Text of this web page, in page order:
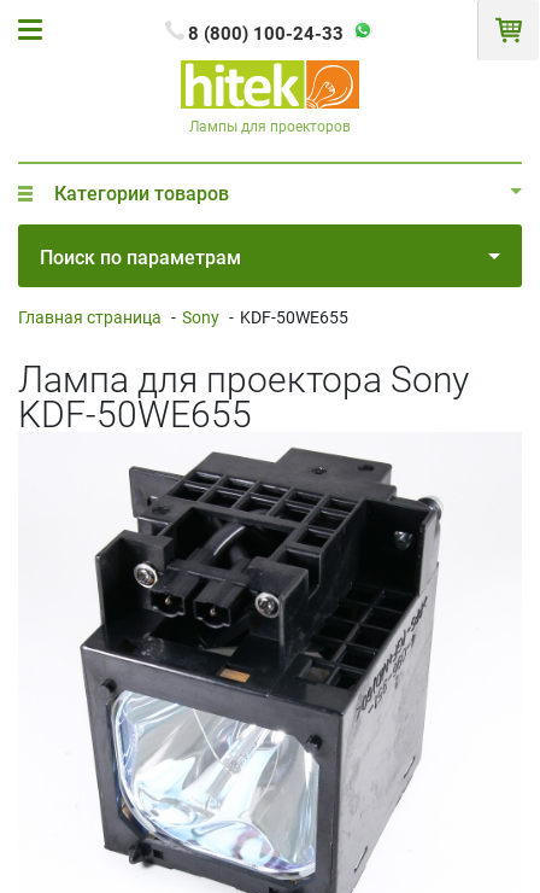
8 (800) 100-24-33
Лампы для проекторов
Категории товаров
Поиск по параметрам
Главная страница - Sony - KDF-50WE655
Лампа для проектора Sony
KDF-50WE655